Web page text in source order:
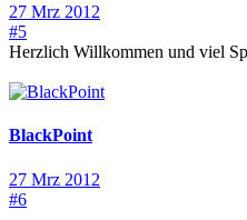
27 Mrz 2012
#5
Herzlich Willkommen und viel
BlackPoint
27 Mrz 2012
#6